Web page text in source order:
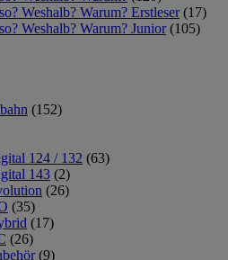
Weshalb? Warum? Erstleser (17)
Weshalb? Warum? Junior (105)
(152)
124 / 132 (63)
143 (2)
(26)
(35)
(17)
(26)
(9)